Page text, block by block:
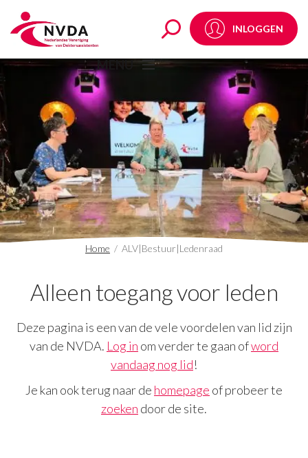
INLOGGEN
MENU
Home / ALV|Bestuur|Ledenraad
Alleen toegang voor leden
Deze pagina is een van de vele voordelen van lid zijn
van de NVDA. Log in om verder te gaan ofword
vandaag nog lid!
Je kan ook terug naar de homepage of probeer te
zoeken door de site.